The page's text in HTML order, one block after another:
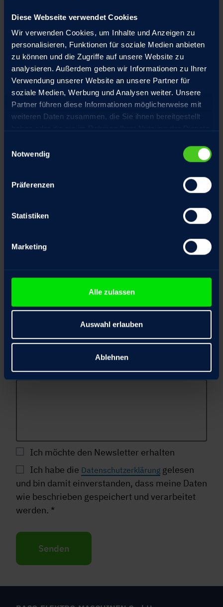
Diese Webseite verwendet Cookies
Wir verwenden Cookies, um Inhalte und Anzeigen zu
personalisieren, Funktionen für soziale Medien anbieten
zu können und die Zugriffe auf unsere Website zu
analysieren. Außerdem geben wir Informationen zu Ihrer
Verwendung unserer Website an unsere Partner für
soziale Medien, Werbung und Analysen weiter. Unsere
Partner führen diese Informationen möglicherweise mit
weiteren Daten zusammen, die Sie ihnen bereitgestellt
Notwendig
Präferenzen
Statistiken
Marketing
Alle zulassen
Auswahl erlauben
Ablehnen
Produktbezeichnung
Datei anfügen
Für eine Übersicht aller Optionen und eine gezielte
Bearbeitung Ihrer Anfragen empfehlen wir unsere
Produkt-Checklisten,
Name*
Position
*
Ihre Nachricht
Ich möchte den Newsletter erhalten
Ich habe die Datenschutzerklärung gelesen
und bin damit einverstanden, dass meine Daten
wie beschrieben gespeichert und verarbeitet
werden. *
Senden